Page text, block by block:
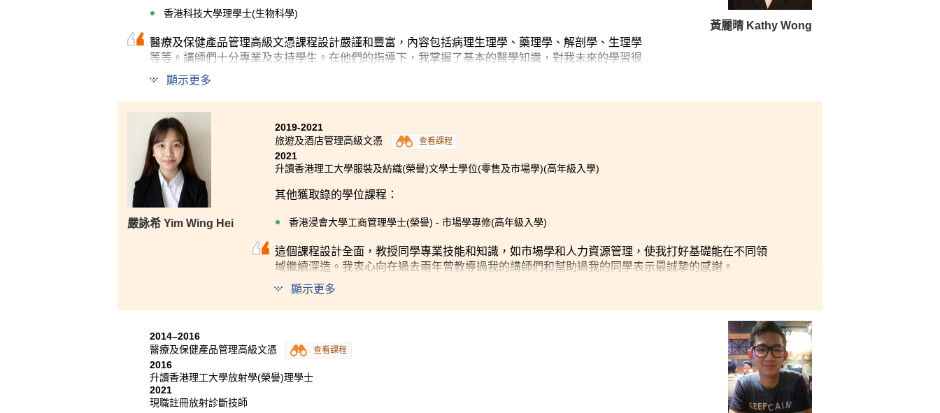
黃麗晴 Kathy Wong
香港科技大學理學士(生物科學)
醫療及保健產品管理高級文憑課程設計嚴謹和豐富，內容包括病理生理學、藥理學、解剖學、生理學
等等。講師們十分專業及支持學生。在他們的指導下，我掌握了基本的醫學知識，對我未來的學習很
有幫助。回想起來，沒有講師的支持和鼓勵，我無法繼續我的學習。毫無疑問，我在這裡度過了愉快
的時光。只要憑著努力和信心，就可以得到滿意的結果。
顯示更多
嚴詠希 Yim Wing Hei
2019-2021
旅遊及酒店管理高級文憑
查看課程
2021
升讀香港理工大學服裝及紡織(榮譽)文學士學位(零售及市場學)(高年級入學)
其他獲取錄的學位課程：
香港浸會大學工商管理學士(榮譽) - 市場學專修(高年級入學)
這個課程設計全面，教授同學專業技能和知識，如市場學和人力資源管理，使我打好基礎能在不同領
域繼續深造。我衷心向在過去兩年曾教導過我的講師們和幫助過我的同學表示最誠摯的感謝。
顯示更多
2014–2016
醫療及保健產品管理高級文憑
查看課程
2016
升讀香港理工大學放射學(榮譽)理學士
2021
現職註冊放射診斷技師